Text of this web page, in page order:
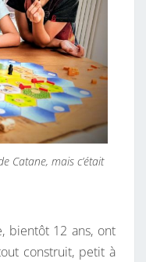
Catane, mais c’était
bientôt 12 ans, ont
construit, petit à